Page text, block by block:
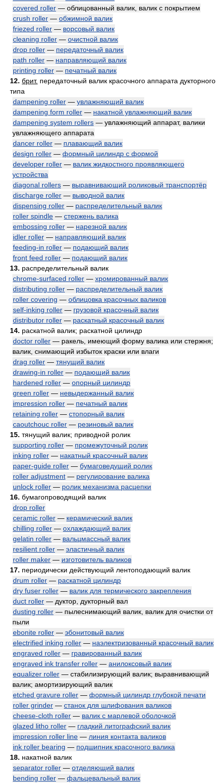
covered roller — облицованный валик, валик с покрытием
crush roller — обжимной валик
friezed roller — ворсовый валик
cleaning roller — очистной валик
drop roller — передаточный валик
path roller — направляющий валик
printing roller — печатный валик
12. брит. передаточный валик красочного аппарата дукторного
типа
dampening roller — увлажняющий валик
dampening form roller — накатной увлажняющий валик
dampening system rollers — увлажняющий аппарат, валики
увлажняющего аппарата
dancer roller — плавающий валик
design roller — формный цилиндр с формой
developer roller — валик жидкостного проявляющего
устройства
diagonal rollers — выравнивающий роликовый транспортёр
discharge roller — выводной валик
dispensing roller — распределительный валик
roller spindle — стержень валика
embossing roller — нарезной валик
idler roller — направляющий валик
feeding-in roller — подающий валик
front feed roller — подающий валик
13. распределительный валик
chrome-surfaced roller — хромированный валик
distributing roller — распределительный валик
roller covering — облицовка красочных валиков
self-inking roller — грузовой красочный валик
distributor roller — раскатный красочный валик
14. раскатной валик; раскатной цилиндр
doctor roller — ракель, имеющий форму валика или стержня;
валик, снимающий избыток краски или влаги
drag roller — тянущий валик
drawing-in roller — подающий валик
hardened roller — опорный цилиндр
green roller — невыдержанный валик
impression roller — печатный валик
retaining roller — стопорный валик
caoutchouc roller — резиновый валик
15. тянущий валик; приводной ролик
supporting roller — промежуточный ролик
inking roller — накатный красочный валик
paper-guide roller — бумаговедущий ролик
roller adjustment — регулирование валика
unlock roller — ролик механизма расцепки
16. бумагопроводящий валик
drop roller
ceramic roller — керамический валик
chilling roller — охлаждающий валик
gelatin roller — вальцмассный валик
resilient roller — эластичный валик
roller maker — изготовитель валиков
17. периодически действующий лентоподающий валик
drum roller — раскатной цилиндр
dry fuser roller — валик для термического закрепления
duct roller — дуктор, дукторный вал
dusting roller — пылеснимающий валик, валик для очистки от
пыли
ebonite roller — эбонитовый валик
electrified inking roller — наэлектризованный красочный валик
engraved roller — гравированный валик
engraved ink transfer roller — анилоксовый валик
equalizer roller — стабилизирующий валик; выравнивающий
валик; амортизирующий валик
etched gravure roller — формный цилиндр глубокой печати
roller grinder — станок для шлифования валиков
cheese-cloth roller — валик с марлевой оболочкой
glazed litho roller — гладкий литографский валик
impression roller line — линия контакта валиков
ink roller bearing — подшипник красочного валика
18. накатной валик
separator roller — отделяющий валик
bending roller — фальцевальный валик